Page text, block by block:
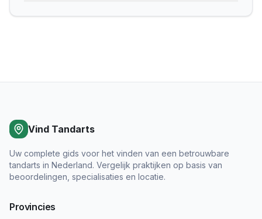
Vind Tandarts
Uw complete gids voor het vinden van een betrouwbare
tandarts in Nederland. Vergelijk praktijken op basis van
beoordelingen, specialisaties en locatie.
Provincies